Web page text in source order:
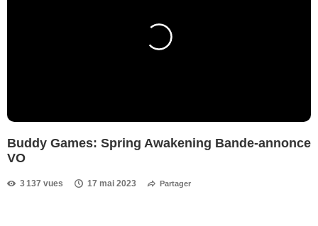
Buddy Games: Spring Awakening Bande-annonce
VO
3 137 vues 17 mai 2023 Partager